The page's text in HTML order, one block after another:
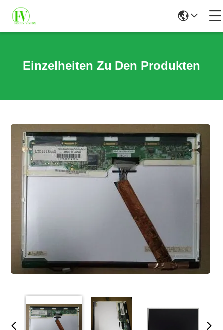
Einzelheiten Zu Den Produkten